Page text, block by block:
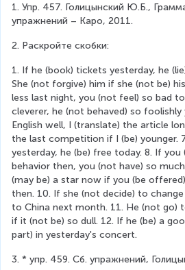
1. Упр. 457. Голицынский Ю.Б.,
упражнений – Каро, 2011.
2. Раскройте скобки:
1. If he (book) tickets yesterday, he
She (not forgive) him if she (not be)
less last night, you (not feel) so bad
cleverer, he (not behaved) so foolishly
English well, I (translate) the article
the last competition if I (be) younger.
yesterday, he (be) free today. 8. If
behavior then, you (not have) so
(may be) a star now if you (be
then. 10. If she (not decide) to
to China next month. 11. He (not go)
if it (not be) so dull. 12. If he (be) a
part) in yesterday's concert.
3. * упр. 459. Сб. упражнений,